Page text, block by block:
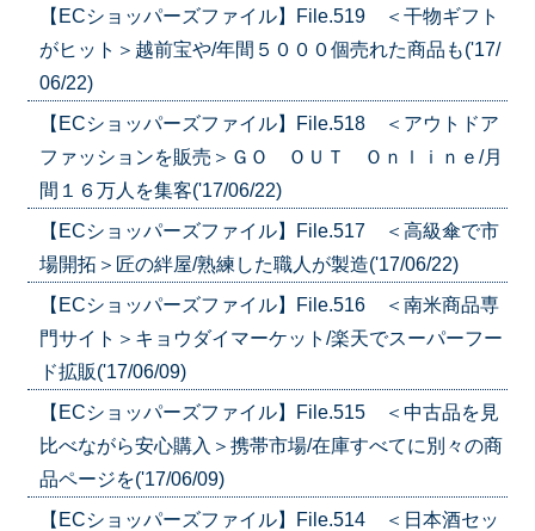
【ECショッパーズファイル】File.519 ＜干物ギフト
がヒット＞越前宝や/年間５０００個売れた商品も('17/
06/22)
【ECショッパーズファイル】File.518 ＜アウトドア
ファッションを販売＞ＧＯ ＯＵＴ Ｏｎｌｉｎｅ/月
間１６万人を集客('17/06/22)
【ECショッパーズファイル】File.517 ＜高級傘で市
場開拓＞匠の絆屋/熟練した職人が製造('17/06/22)
【ECショッパーズファイル】File.516 ＜南米商品専
門サイト＞キョウダイマーケット/楽天でスーパーフー
ド拡販('17/06/09)
【ECショッパーズファイル】File.515 ＜中古品を見
比べながら安心購入＞携帯市場/在庫すべてに別々の商
品ページを('17/06/09)
【ECショッパーズファイル】File.514 ＜日本酒セッ